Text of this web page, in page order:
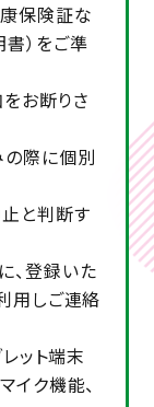
保険証な
）をご準
お断りさ
の際に個別
と判断す
、登録いた
用しご連絡
ット端末
イク機能、